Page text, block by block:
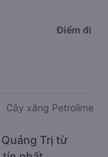
Điểm đi
Cây xăng Petrolimex
Trị từ